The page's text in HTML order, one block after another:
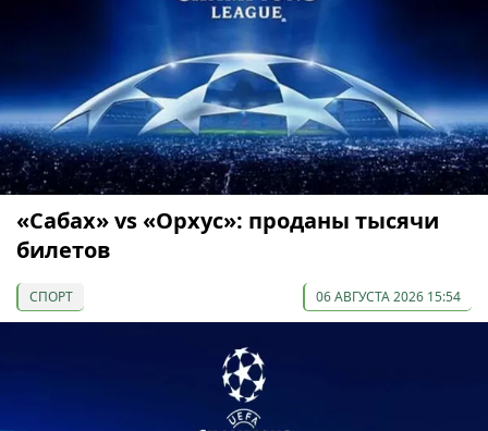
«Сабах» vs «Орхус»: проданы тысячи
билетов
СПОРТ 06 АВГУСТА 2026 15:54